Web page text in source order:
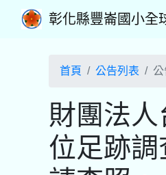
彰化縣豐崙國小全
首頁 公告列表
財團法
位足跡調